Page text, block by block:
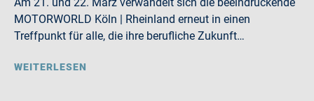
MOTORWORLD Köln | Rheinland erneut in einen
Treffpunkt für alle, die ihre berufliche Zukunft…
WEITERLESEN